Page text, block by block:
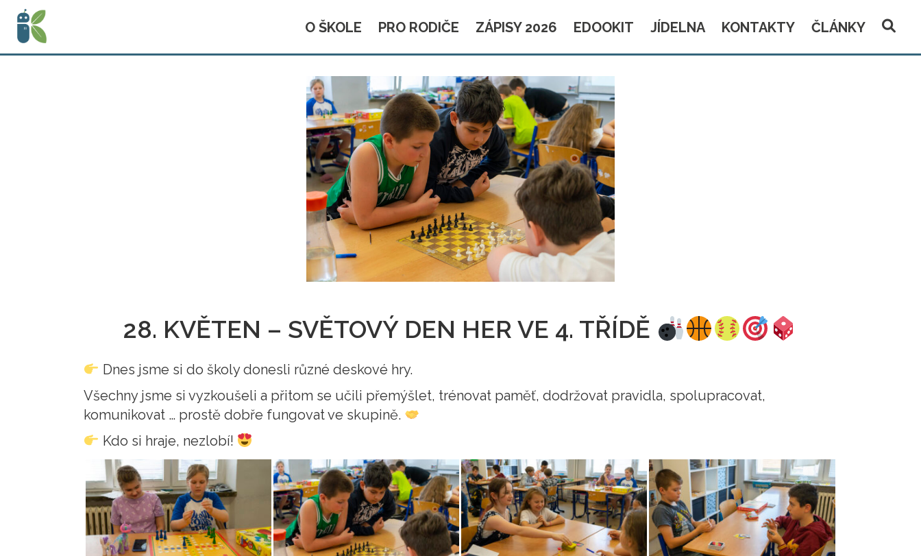
O ŠKOLE PRO RODIČE ZÁPISY 2026 EDOOKIT JÍDELNA KONTAKTY ČLÁNKY
28. KVĚTEN – SVĚTOVÝ DEN HER VE 4. TŘÍDĚ
Dnes jsme si do školy donesli různé deskové hry.
Všechny jsme si vyzkoušeli a přitom se učili přemýšlet, trénovat paměť, dodržovat pravidla, spolupracovat,
komunikovat … prostě dobře fungovat ve skupině.
Kdo si hraje, nezlobí!